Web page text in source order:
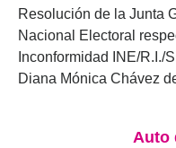
Resolución de la Junta
Nacional Electoral
Inconformidad INE/R.I./
Diana Mónica Chávez
Auto